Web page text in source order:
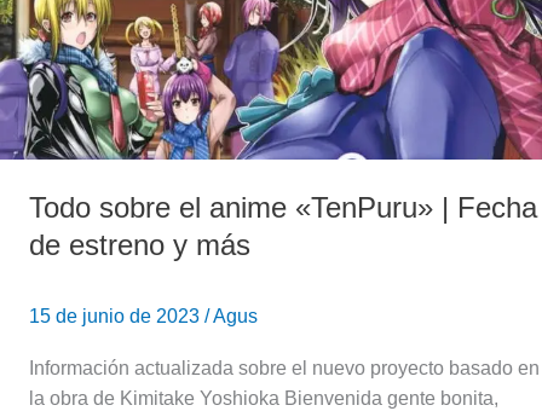
Todo sobre el anime «TenPuru» | Fecha
de estreno y más
15 de junio de 2023 /Agus
Información actualizada sobre el nuevo proyecto basado en
la obra de Kimitake Yoshioka Bienvenida gente bonita,
Fecha
de
estreno
y
más